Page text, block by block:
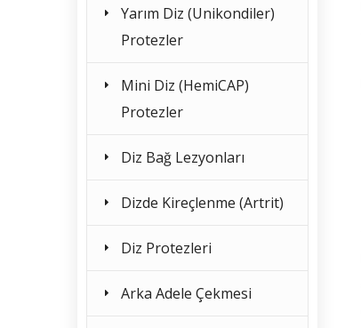
Yarım Diz (Unikondiler)
Protezler
Mini Diz (HemiCAP)
Protezler
Diz Bağ Lezyonları
Dizde Kireçlenme (Artrit)
Diz Protezleri
Arka Adele Çekmesi